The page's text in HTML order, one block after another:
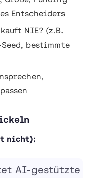
Entscheiders
kauft NIE? (z.B.
bestimmte
nicht):
AI-gestützte